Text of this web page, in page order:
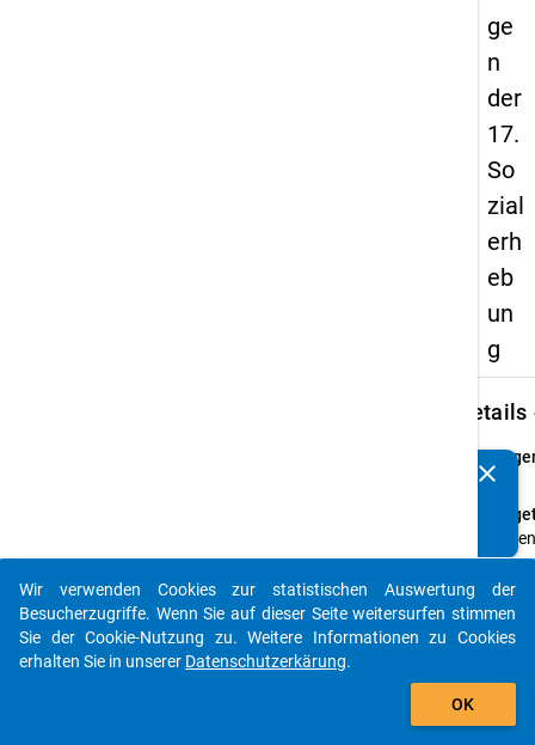
ge
n
der
17.
So
zial
erh
eb
un
g
Details
20
Haben
Sie
Ihres
einmal
clear
auto_stories
add_shopping_cart
Wir verwenden Cookies zur statistischen Auswertung der
Besucherzugriffe. Wenn Sie auf dieser Seite weitersurfen stimmen
Sie der Cookie-Nutzung zu. Weitere Informationen zu Cookies
erhalten Sie in unserer Datenschutzerkärung.
OK